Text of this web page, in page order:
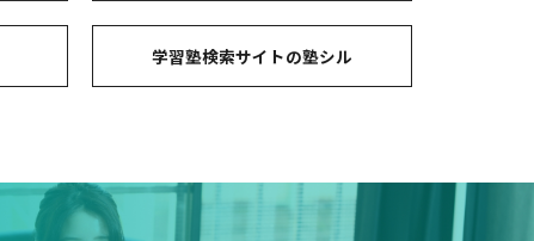
学習塾検索サイトの塾シル